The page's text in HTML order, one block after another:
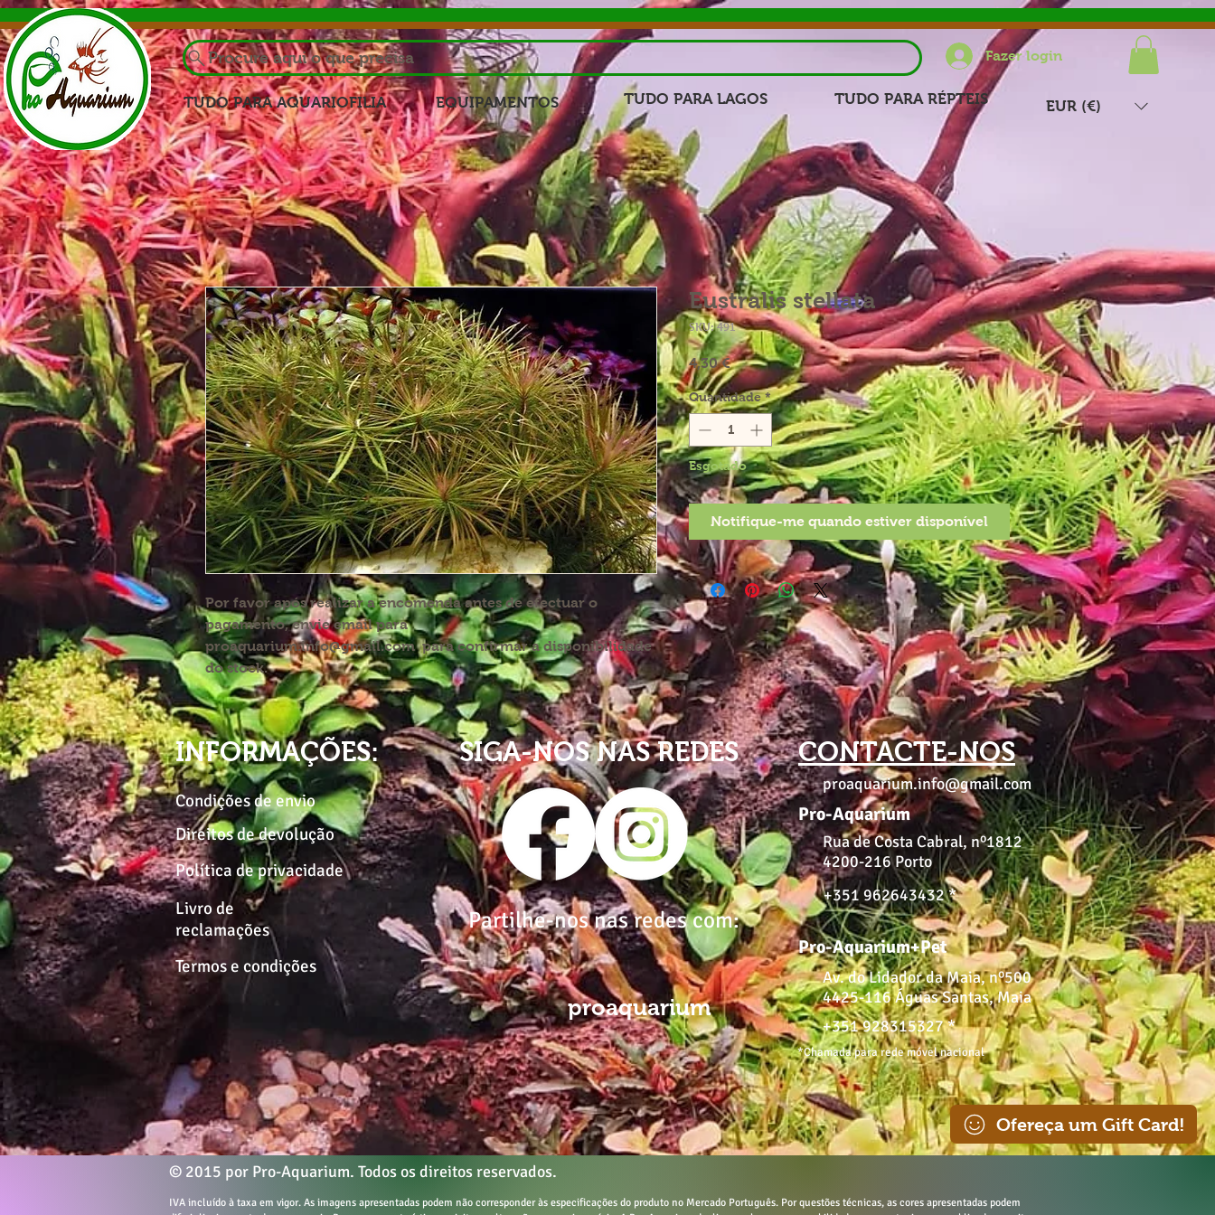
Procure aqui o que precisa Fazer login
TUDO PARA AQUARIOFILIA EQUIPAMENTOS TUDO PARA LAGOS TUDO PARA RÉPTEIS EUR (€)
Por favor após realizar a encomenda antes de efectuar o
pagamento, envie email para
proaquarium.info@gmail.com para confirmar a disponibilidade
do stock.
Eustralis stellata
SKU: 491
4,30 €Preço
Quantidade *
Esgotado
Notifique-me quando estiver disponível
Ofereça um Gift Card!
INFORMAÇÕES:
Condições de envio
Direitos de devolução
Política de privacidade
Livro de
reclamações
Termos e condições
SIGA-NOS NAS REDES CONTACTE-NOS
proaquarium.info@gmail.com
Pro-Aquarium
Rua de Costa Cabral, nº1812
4200-216 Porto
+351 962643432 *
Partilhe-nos nas redes com:
proaquarium
Pro-Aquarium+Pet
Av. do Lidador da Maia, nº500
4425-116 Águas Santas, Maia
+351 928315327 *
*Chamada para rede móvel nacional
© 2015 por Pro-Aquarium. Todos os direitos reservados.
IVA incluído à taxa em vigor. As imagens apresentadas podem não corresponder às especificações do produto no Mercado Português. Por questões técnicas, as cores apresentadas podem